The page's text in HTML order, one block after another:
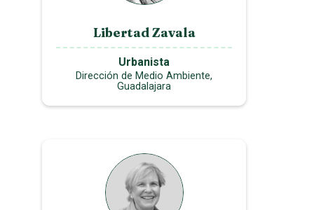
Libertad Zavala
Urbanista
Dirección de Medio Ambiente,
Guadalajara